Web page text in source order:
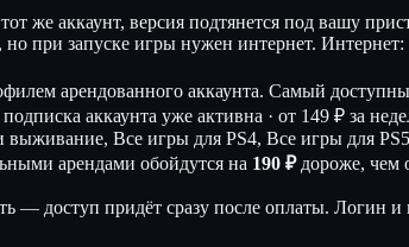
же аккаунт, версия подтянется под вашу
при запуске игры нужен интернет. Интернет:
арендованного аккаунта. Самый
аккаунта уже активна · от 149 ₽ за
выживание, Все игры для PS4, Все игры для PS5
арендами обойдутся на 190 ₽дороже, чем
— доступ придёт сразу после оплаты. Логин